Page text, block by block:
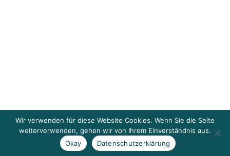
Wir verwenden für diese Website Cookies. Wenn Sie die Seite
weiterverwenden, gehen wir von Ihrem Einverständnis aus.
Okay
Datenschutzerklärung